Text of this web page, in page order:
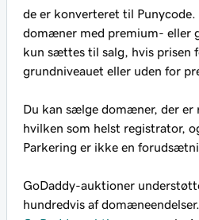
de er konverteret til Punycode.
domæner med premium- eller
kun sættes til salg, hvis prisen
grundniveauet eller uden for
Du kan sælge domæner, der er
hvilken som helst registrator,
Parkering er ikke en
GoDaddy-auktioner
hundredvis af